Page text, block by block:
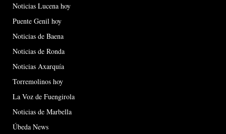
Noticias Lucena hoy
Puente Genil hoy
Noticias de Baena
Noticias de Ronda
Noticias Axarquía
Torremolinos hoy
La Voz de Fuengirola
Noticias de Marbella
Úbeda News